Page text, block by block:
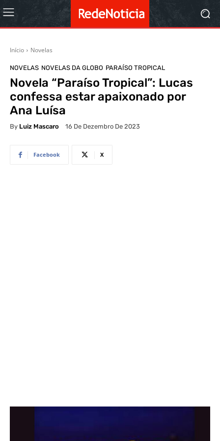
Início Novelas
NOVELAS NOVELAS DA GLOBO PARAÍSO TROPICAL
Novela “Paraíso Tropical”: Lucas
confessa estar apaixonado por
Ana Luísa
By Luiz Mascaro 16 De Dezembro De 2023
Facebook X